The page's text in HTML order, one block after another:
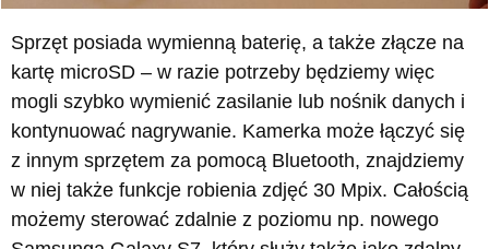
Sprzęt posiada wymienną baterię, a także złącze na
kartę microSD – w razie potrzeby będziemy więc
mogli szybko wymienić zasilanie lub nośnik danych i
kontynuować nagrywanie. Kamerka może łączyć się
z innym sprzętem za pomocą Bluetooth, znajdziemy
w niej także funkcje robienia zdjęć 30 Mpix. Całością
możemy sterować zdalnie z poziomu np. nowego